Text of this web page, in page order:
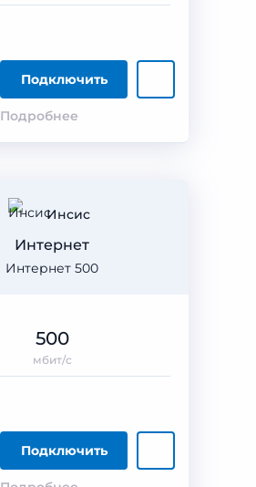
Подключить
Подробнее
Инсис
Интернет 500
Интернет
Подключить
500
мбит/с